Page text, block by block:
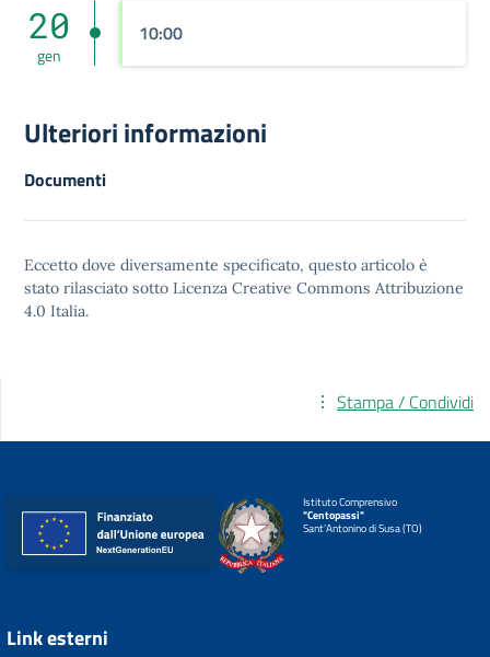
20
gen
10:00
Ulteriori informazioni
Documenti
Eccetto dove diversamente specificato, questo articolo è
stato rilasciato sotto Licenza Creative Commons Attribuzione
4.0 Italia.
Stampa / Condividi
Istituto Comprensivo
"Centopassi"
Sant'Antonino di Susa (TO)
Link esterni